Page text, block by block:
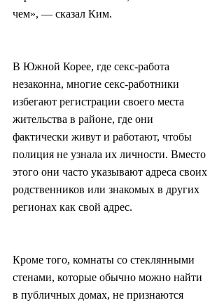
чем», — сказал Ким.
В Южной Корее, где секс-работа
незаконна, многие секс-работники
избегают регистрации своего места
жительства в районе, где они
фактически живут и работают, чтобы
полиция не узнала их личности. Вместо
этого они часто указывают адреса своих
родственников или знакомых в других
регионах как свой адрес.
Кроме того, комнаты со стеклянными
стенами, которые обычно можно найти
в публичных домах, не признаются